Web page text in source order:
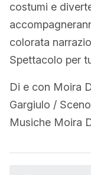
costumi e
colorata
Spettacolo per
Di e con Moira
Gargiulo /
Musiche Moira